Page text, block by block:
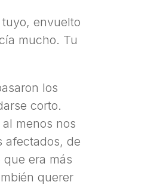
envuelto
mucho. Tu
los
corto.
menos nos
afectados, de
era más
querer